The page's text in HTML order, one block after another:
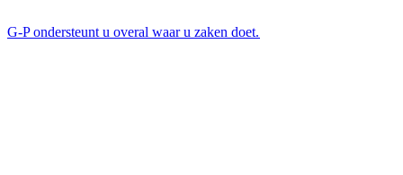
G-P ondersteunt u overal waar u zaken doet.​​